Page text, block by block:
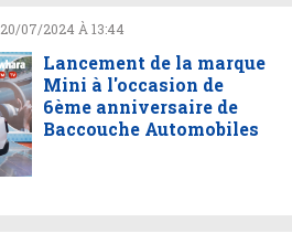
20/07/2024 À 13:44
Lancement de la marque
Mini à l'occasion de
6ème anniversaire de
Baccouche Automobiles